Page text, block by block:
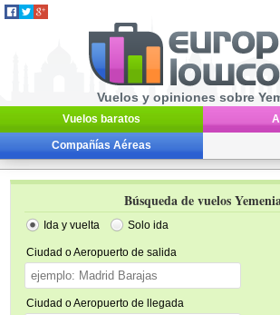
Vuelos y opiniones sobre
Vuelos baratos
Compañías Aéreas
Búsqueda de vuelos
Ida y vuelta Solo ida
Ciudad o Aeropuerto de salida
Ciudad o Aeropuerto de llegada